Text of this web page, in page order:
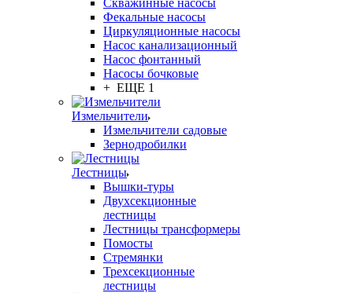
Скважинные насосы
Фекальные насосы
Циркуляционные насосы
Насос канализационный
Насос фонтанный
Насосы бочковые
+ ЕЩЕ 1
Измельчители
Измельчители садовые
Зернодробилки
Лестницы
Вышки-туры
Двухсекционные
лестницы
Лестницы трансформеры
Помосты
Стремянки
Трехсекционные
лестницы